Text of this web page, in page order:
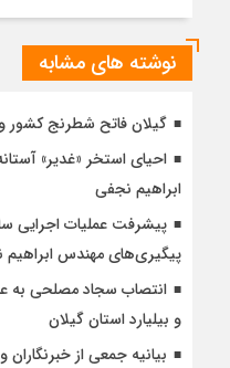
نوشته های مشابه
گیلان فاتح شطرنج
احیای استخر «غدیر»
ابراهیم نجفی
پیشرفت عملیات اجرایی
پیگیری‌های مهندس
انتصاب سجاد مصلحی به
و بیلیارد استان گیلان
بیانیه جمعی از